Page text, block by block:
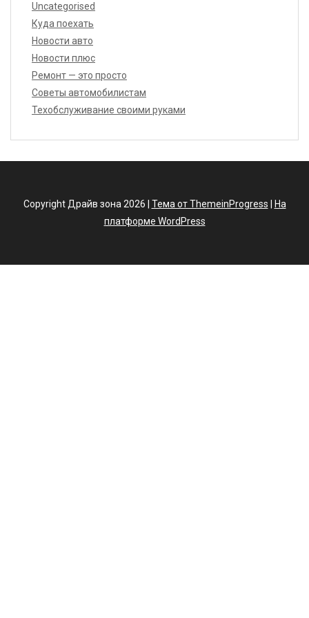
Uncategorised
Куда поехать
Новости авто
Новости плюс
Ремонт — это просто
Советы автомобилистам
Техобслуживание своими руками
Copyright Драйв зона 2026 | Тема от ThemeinProgress
На
платформе WordPress